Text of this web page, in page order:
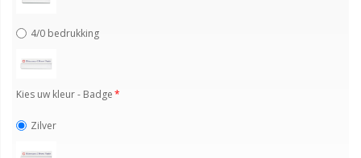
4/0 bedrukking
Kies uw kleur - Badge
Zilver